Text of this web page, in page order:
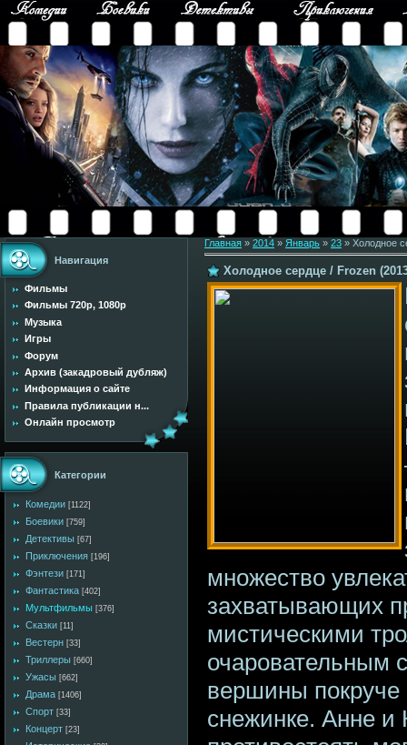
Навигация
Фильмы
Фильмы 720p, 1080p
Музыка
Игры
Форум
Архив (закадровый дубляж)
Информация о сайте
Правила публикации н...
Онлайн просмотр
Категории
Комедии [1122]
Боевики [759]
Детективы [67]
Приключения [196]
Фэнтези [171]
Фантастика [402]
Мультфильмы [376]
Сказки [11]
Вестерн [33]
Триллеры [660]
Ужасы [662]
Драма [1406]
Спорт [33]
Концерт [23]
Главная » 2014 » Январь » 23 » Холодное
Холодное сердце / Frozen
множество
захватывающих
мистическими
очаровательным
вершины покруче
снежинке. Анне и